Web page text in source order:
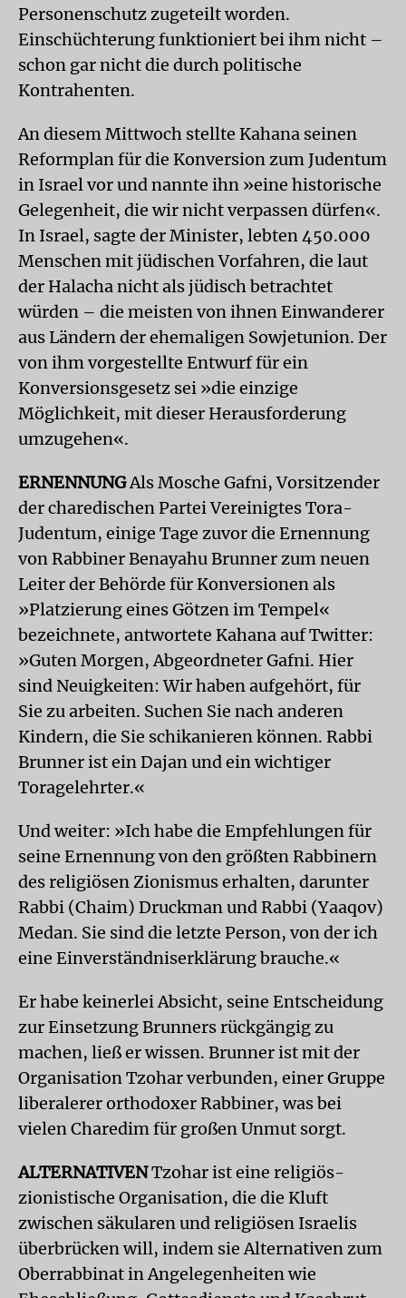
Personenschutz zugeteilt worden.
Einschüchterung funktioniert bei ihm nicht –
schon gar nicht die durch politische
Kontrahenten.
An diesem Mittwoch stellte Kahana seinen
Reformplan für die Konversion zum Judentum
in Israel vor und nannte ihn »eine historische
Gelegenheit, die wir nicht verpassen dürfen«.
In Israel, sagte der Minister, lebten 450.000
Menschen mit jüdischen Vorfahren, die laut
der Halacha nicht als jüdisch betrachtet
würden – die meisten von ihnen Einwanderer
aus Ländern der ehemaligen Sowjetunion. Der
von ihm vorgestellte Entwurf für ein
Konversionsgesetz sei »die einzige
Möglichkeit, mit dieser Herausforderung
umzugehen«.
ERNENNUNGAls Mosche Gafni, Vorsitzender
der charedischen Partei Vereinigtes Tora-
Judentum, einige Tage zuvor die Ernennung
von Rabbiner Benayahu Brunner zum neuen
Leiter der Behörde für Konversionen als
»Platzierung eines Götzen im Tempel«
bezeichnete, antwortete Kahana auf Twitter:
»Guten Morgen, Abgeordneter Gafni. Hier
sind Neuigkeiten: Wir haben aufgehört, für
Sie zu arbeiten. Suchen Sie nach anderen
Kindern, die Sie schikanieren können. Rabbi
Brunner ist ein Dajan und ein wichtiger
Toragelehrter.«
Und weiter: »Ich habe die Empfehlungen für
seine Ernennung von den größten Rabbinern
des religiösen Zionismus erhalten, darunter
Rabbi (Chaim) Druckman und Rabbi (Yaaqov)
Medan. Sie sind die letzte Person, von der ich
eine Einverständniserklärung brauche.«
Er habe keinerlei Absicht, seine Entscheidung
zur Einsetzung Brunners rückgängig zu
machen, ließ er wissen. Brunner ist mit der
Organisation Tzohar verbunden, einer Gruppe
liberalerer orthodoxer Rabbiner, was bei
vielen Charedim für großen Unmut sorgt.
ALTERNATIVENTzohar ist eine religiös-
zionistische Organisation, die die Kluft
zwischen säkularen und religiösen Israelis
überbrücken will, indem sie Alternativen zum
Oberrabbinat in Angelegenheiten wie